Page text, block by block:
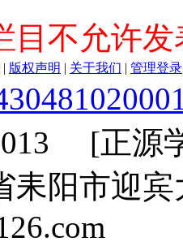
目不允许
| 版权声明 | 关于我们 | 管理登录
[正源
耒阳市迎